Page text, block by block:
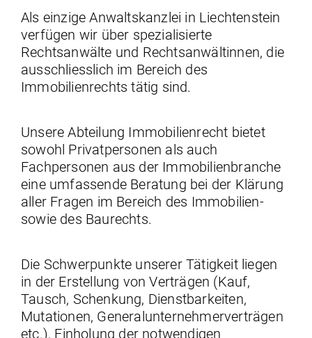
Als einzige Anwaltskanzlei in Liechtenstein
verfügen wir über spezialisierte
Rechtsanwälte und Rechtsanwältinnen, die
ausschliesslich im Bereich des
Immobilienrechts tätig sind.
Unsere Abteilung Immobilienrecht bietet
sowohl Privatpersonen als auch
Fachpersonen aus der Immobilienbranche
eine umfassende Beratung bei der Klärung
aller Fragen im Bereich des Immobilien-
sowie des Baurechts.
Die Schwerpunkte unserer Tätigkeit liegen
in der Erstellung von Verträgen (Kauf,
Tausch, Schenkung, Dienstbarkeiten,
Mutationen, Generalunternehmerverträgen
etc.), Einholung der notwendigen